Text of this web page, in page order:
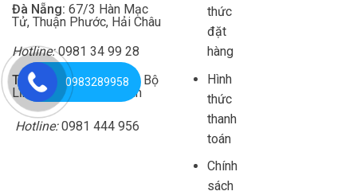
Đà Nẵng: 67/3 Hàn Mạc
Tử, Thuận Phước, Hải Châu
Hotline:0981 34 99 28
TP HCM : 82/2/20 Đinh Bộ
Lĩnh, P26, Q Bình Thạnh
Hotline:0981 444 956
thức
đặt
hàng
Hình
thức
thanh
toán
Chính
sách
0983289958